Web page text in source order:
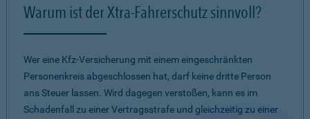
Warum ist der Xtra-Fahrerschutz sinnvoll?
Wer eine Kfz-Versicherung mit einem eingeschränkten
Personenkreis abgeschlossen hat, darf keine dritte Person
ans Steuer lassen. Wird dagegen verstoßen, kann es im
Schadenfall zu einer Vertragsstrafe und gleichzeitig zu einer